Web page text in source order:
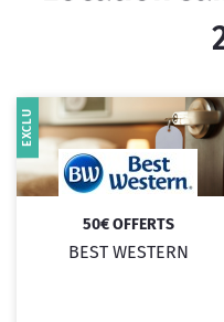
50€ OFFERTS
BEST WESTERN
EXCLU